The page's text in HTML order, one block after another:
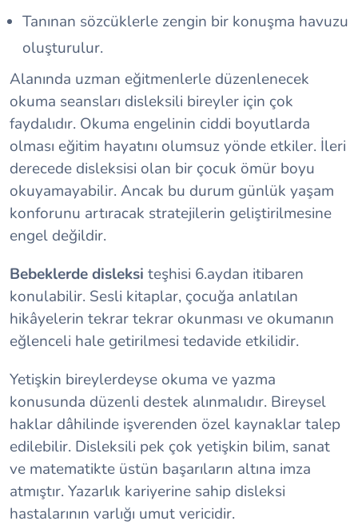
Tanınan sözcüklerle zengin bir konuşma havuzu
oluşturulur.
Alanında uzman eğitmenlerle düzenlenecek
okuma seansları disleksili bireyler için çok
faydalıdır. Okuma engelinin ciddi boyutlarda
olması eğitim hayatını olumsuz yönde etkiler. İleri
derecede disleksisi olan bir çocuk ömür boyu
okuyamayabilir. Ancak bu durum günlük yaşam
konforunu artıracak stratejilerin geliştirilmesine
engel değildir.
Bebeklerde disleksi teşhisi 6.aydan itibaren
konulabilir. Sesli kitaplar, çocuğa anlatılan
hikâyelerin tekrar tekrar okunması ve okumanın
eğlenceli hale getirilmesi tedavide etkilidir.
Yetişkin bireylerdeyse okuma ve yazma
konusunda düzenli destek alınmalıdır. Bireysel
haklar dâhilinde işverenden özel kaynaklar talep
edilebilir. Disleksili pek çok yetişkin bilim, sanat
ve matematikte üstün başarıların altına imza
atmıştır. Yazarlık kariyerine sahip disleksi
hastalarının varlığı umut vericidir.